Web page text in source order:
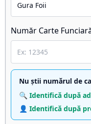
Număr Carte
Nu știi numărul de
🔍 Identifică după
👤 Identifică după